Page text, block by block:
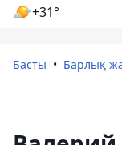
+31°
Басты Барлық